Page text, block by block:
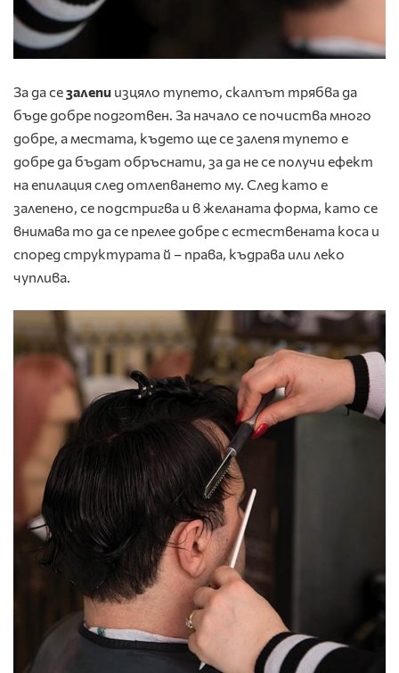
За да сезалепи изцяло тупето, скалпът трябва да
бъде добре подготвен. За начало се почиства много
добре, а местата, където ще се залепя тупето е
добре да бъдат обръснати, за да не се получи ефект
на епилация след отлепването му. След като е
залепено, се подстригва и в желаната форма, като се
внимава то да се прелее добре с естествената коса и
според структурата й – права, къдрава или леко
чуплива.